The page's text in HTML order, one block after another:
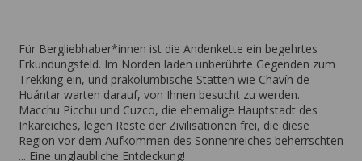
Für Bergliebhaber*innen ist die Andenkette ein begehrtes
Erkundungsfeld. Im Norden laden unberührte Gegenden zum
Trekking ein, und präkolumbische Stätten wie Chavín de
Huántar warten darauf, von Ihnen besucht zu werden.
Macchu Picchu und Cuzco, die ehemalige Hauptstadt des
Inkareiches, legen Reste der Zivilisationen frei, die diese
Region vor dem Aufkommen des Sonnenreiches beherrschten
... Eine unglaubliche Entdeckung!